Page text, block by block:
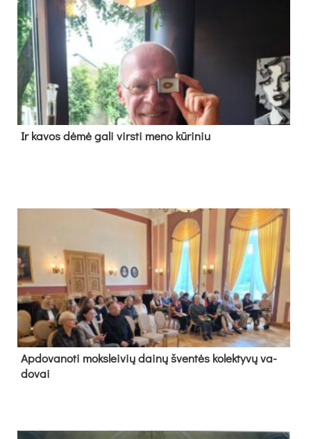
Ir ka­vos dė­mė ga­li virs­ti me­no kū­ri­niu
Ap­do­va­no­ti moks­lei­vių dai­nų šven­tės ko­lek­ty­vų va­
do­vai